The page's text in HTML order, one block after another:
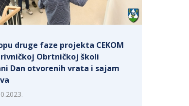
druge faze projekta CEKOM
Obrtničkoj školi
Dan otvorenih vrata i sajam